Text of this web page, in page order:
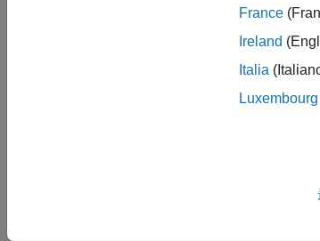
バージョン
R2013b で導入
参考
France
Ireland
Italia
Luxembourg